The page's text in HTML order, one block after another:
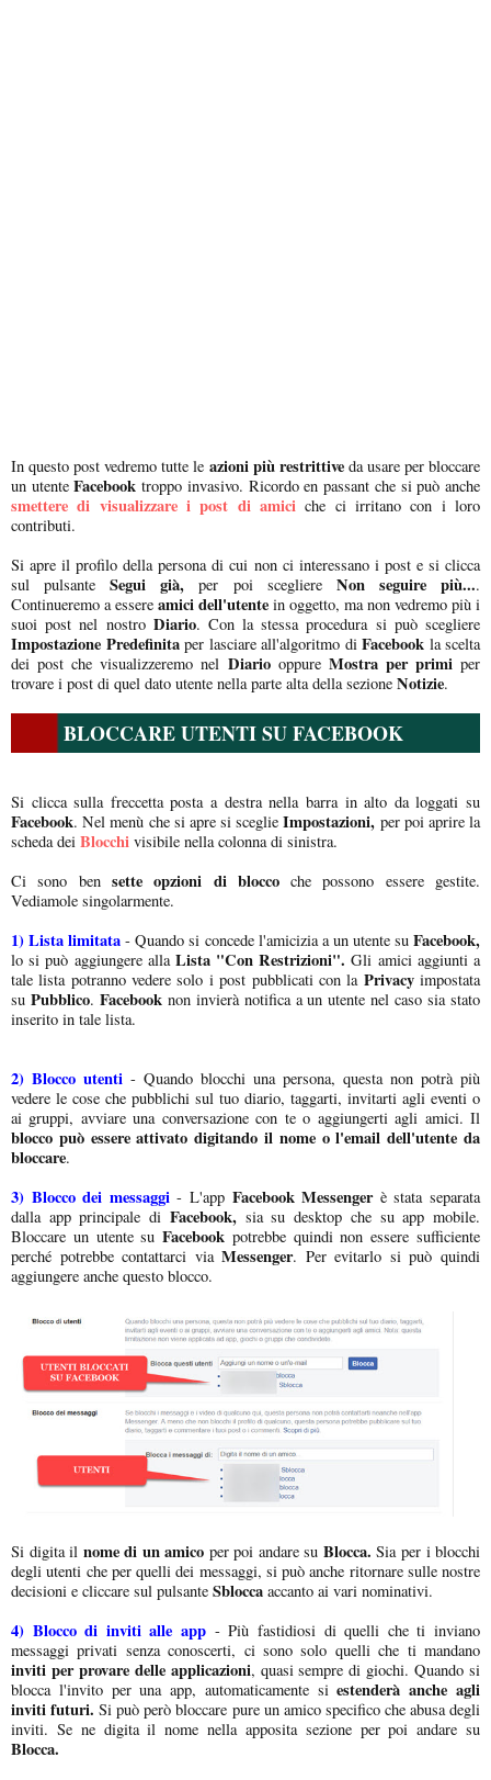
In questo post vedremo tutte le azioni più restrittiveda usare per bloccare
un utenteFacebooktroppo invasivo. Ricordo en passant che si può anche
smettere di visualizzare i post di amici che ci irritano con i loro
contributi.
Si apre il profilo della persona di cui non ci interessano i post e si clicca
sul pulsanteSegui già, per poi scegliere Non seguire più....
Continueremo a essere amici dell'utente in oggetto, ma non vedremo più i
suoi post nel nostro Diario. Con la stessa procedura si può scegliere
Impostazione Predefinitaper lasciare all'algoritmo di Facebook la scelta
dei post che visualizzeremo nel Diariooppure Mostra per primiper
trovare i post di quel dato utente nella parte alta della sezione Notizie.
BLOCCARE UTENTI SU FACEBOOK
Si clicca sulla freccetta posta a destra nella barra in alto da loggati su
Facebook. Nel menù che si apre si sceglieImpostazioni, per poi aprire la
scheda dei Blocchi visibile nella colonna di sinistra.
Ci sono ben sette opzioni di bloccoche possono essere gestite.
Vediamole singolarmente.
1) Lista limitata - Quando si concede l'amicizia a un utente suFacebook,
lo si può aggiungere alla Lista "Con Restrizioni". Gli amici aggiunti a
tale lista potranno vedere solo i post pubblicati con la Privacyimpostata
su Pubblico. Facebook non invierà notifica a un utente nel caso sia stato
inserito in tale lista.
2) Blocco utenti - Quando blocchi una persona, questa non potrà più
vedere le cose che pubblichi sul tuo diario, taggarti, invitarti agli eventi o
ai gruppi, avviare una conversazione con te o aggiungerti agli amici. Il
blocco può essere attivato digitando il nome o l'email dell'utente da
bloccare.
3) Blocco dei messaggi- L'app Facebook Messengerè stata separata
dalla app principale di Facebook,sia su desktop che su app mobile.
Bloccare un utente suFacebook potrebbe quindi non essere sufficiente
perché potrebbe contattarci viaMessenger. Per evitarlo si può quindi
aggiungere anche questo blocco.
Si digita il nome di un amico per poi andare su Blocca. Sia per i blocchi
degli utenti che per quelli dei messaggi, si può anche ritornare sulle nostre
decisioni e cliccare sul pulsante Sblocca accanto ai vari nominativi.
4) Blocco di inviti alle app - Più fastidiosi di quelli che ti inviano
messaggi privati senza conoscerti, ci sono solo quelli che ti mandano
inviti per provare delle applicazioni, quasi sempre di giochi. Quando si
blocca l'invito per una app, automaticamente siestenderà anche agli
inviti futuri. Si può però bloccare pure un amico specifico che abusa degli
inviti. Se ne digita il nome nella apposita sezione per poi andare su
Blocca.